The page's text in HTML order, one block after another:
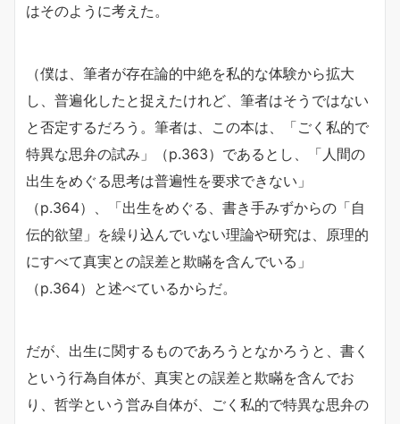
はそのように考えた。
（僕は、筆者が存在論的中絶を私的な体験から拡大
し、普遍化したと捉えたけれど、筆者はそうではない
と否定するだろう。筆者は、この本は、「ごく私的で
特異な思弁の試み」（p.363）であるとし、「人間の
出生をめぐる思考は普遍性を要求できない」
（p.364）、「出生をめぐる、書き手みずからの「自
伝的欲望」を繰り込んでいない理論や研究は、原理的
にすべて真実との誤差と欺瞞を含んでいる」
（p.364）と述べているからだ。
だが、出生に関するものであろうとなかろうと、書く
という行為自体が、真実との誤差と欺瞞を含んでお
り、哲学という営み自体が、ごく私的で特異な思弁の